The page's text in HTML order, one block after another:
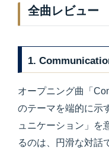
全曲レビュー
1.
オープニング曲「
のテーマを端的に示
ュニケーション」を
るのは、円滑な対話